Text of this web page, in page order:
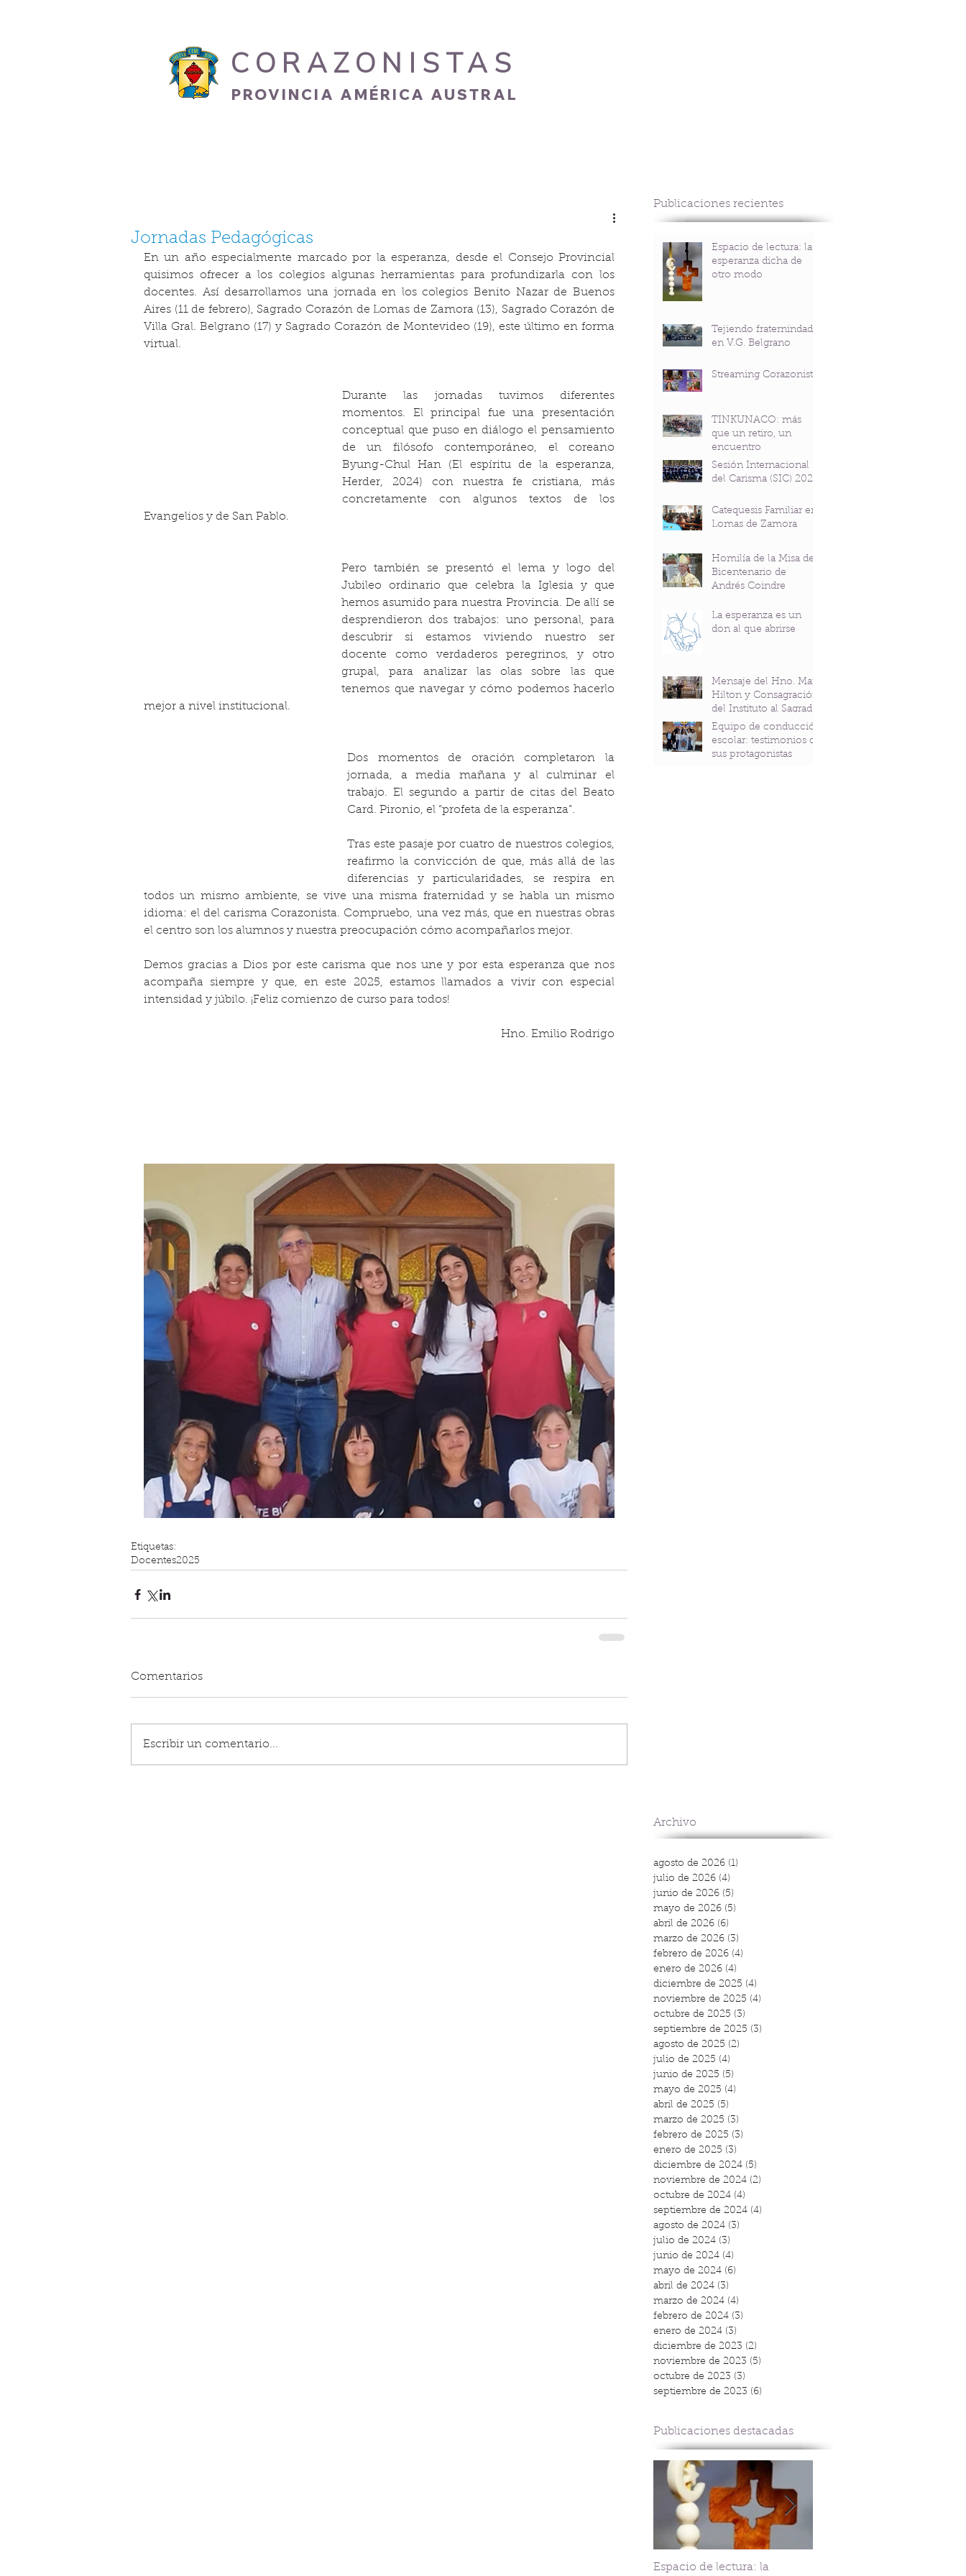
CORAZONISTAS
PROVINCIA AMÉRICA AUSTRAL
Jornadas Pedagógicas
En un año especialmente marcado por la esperanza, desde el Consejo Provincial
quisimos ofrecer a los colegios algunas herramientas para profundizarla con los
docentes. Así desarrollamos una jornada en los colegios Benito Nazar de Buenos
Aires (11 de febrero), Sagrado Corazón de Lomas de Zamora (13), Sagrado Corazón de
Villa Gral. Belgrano (17) y Sagrado Corazón de Montevideo (19), este último en forma
virtual.
Durante las jornadas tuvimos diferentes
momentos. El principal fue una presentación
conceptual que puso en diálogo el pensamiento
de un filósofo contemporáneo, el coreano
Byung-Chul Han (El espíritu de la esperanza,
Herder, 2024) con nuestra fe cristiana, más
concretamente con algunos textos de los
Evangelios y de San Pablo.
Pero también se presentó el lema y logo del
Jubileo ordinario que celebra la Iglesia y que
hemos asumido para nuestra Provincia. De allí se
desprendieron dos trabajos: uno personal, para
descubrir si estamos viviendo nuestro ser
docente como verdaderos peregrinos, y otro
grupal, para analizar las olas sobre las que
tenemos que navegar y cómo podemos hacerlo
mejor a nivel institucional.
Dos momentos de oración completaron la
jornada, a media mañana y al culminar el
trabajo. El segundo a partir de citas del Beato
Card. Pironio, el “profeta de la esperanza”.
Tras este pasaje por cuatro de nuestros colegios,
reafirmo la convicción de que, más allá de las
diferencias y particularidades, se respira en
todos un mismo ambiente, se vive una misma fraternidad y se habla un mismo
idioma: el del carisma Corazonista. Compruebo, una vez más, que en nuestras obras
el centro son los alumnos y nuestra preocupación cómo acompañarlos mejor.
Demos gracias a Dios por este carisma que nos une y por esta esperanza que nos
acompaña siempre y que, en este 2025, estamos llamados a vivir con especial
intensidad y júbilo. ¡Feliz comienzo de curso para todos!
Hno. Emilio Rodrigo
Etiquetas:
Docentes2025
Comentarios
Escribir un comentario...
Publicaciones recientes
Espacio de lectura: la
esperanza dicha de
otro modo
Tejiendo fraternindad
en V.G. Belgrano
Streaming Corazonista
TINKUNACO: más
que un retiro, un
encuentro
Sesión Internacional
del Carisma (SIC) 2026
Catequesis Familiar en
Lomas de Zamora
Homilía de la Misa del
Bicentenario de
Andrés Coindre
La esperanza es un
don al que abrirse
Mensaje del Hno. Mark
Hilton y Consagración
del Instituto al Sagrado
Corazón en el
Bicentenario del P.
Andrés Coindre
Equipo de conducción
escolar: testimonios de
sus protagonistas
Archivo
agosto de 2026 (1)
julio de 2026 (4)
junio de 2026 (5)
mayo de 2026 (5)
abril de 2026 (6)
marzo de 2026 (3)
febrero de 2026 (4)
enero de 2026 (4)
diciembre de 2025 (4)
noviembre de 2025 (4)
octubre de 2025 (3)
septiembre de 2025 (3)
agosto de 2025 (2)
julio de 2025 (4)
junio de 2025 (5)
mayo de 2025 (4)
abril de 2025 (5)
marzo de 2025 (3)
febrero de 2025 (3)
enero de 2025 (3)
diciembre de 2024 (5)
noviembre de 2024 (2)
octubre de 2024 (4)
septiembre de 2024 (4)
agosto de 2024 (3)
julio de 2024 (3)
junio de 2024 (4)
mayo de 2024 (6)
abril de 2024 (3)
marzo de 2024 (4)
febrero de 2024 (3)
enero de 2024 (3)
diciembre de 2023 (2)
noviembre de 2023 (5)
octubre de 2023 (3)
septiembre de 2023 (6)
Publicaciones destacadas
Espacio de lectura: la